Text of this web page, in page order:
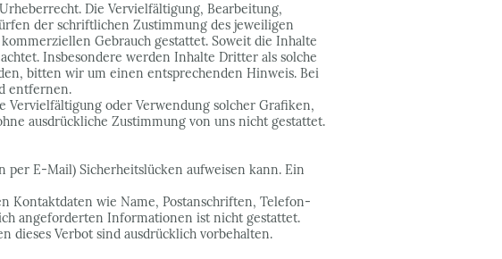
Die Vervielfältigung, Bearbeitung,
der schriftlichen Zustimmung des jeweiligen
Gebrauch gestattet. Soweit die Inhalte
Insbesondere werden Inhalte Dritter als solche
bitten wir um einen entsprechenden Hinweis. Bei
entfernen.
oder Verwendung solcher Grafiken,
ausdrückliche Zustimmung von uns nicht gestattet.
E-Mail) Sicherheitslücken aufweisen kann. Ein
Kontaktdaten wie Name, Postanschriften, Telefon-
angeforderten Informationen ist nicht gestattet.
dieses Verbot sind ausdrücklich vorbehalten.